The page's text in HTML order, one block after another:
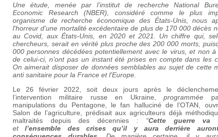
Une étude, menée par l’institut de recherche National
Economic Research (NBER), considéré comme le plus
organisme de recherche économique des États-Unis, nous
l'horreur d'une mortalité excédentaire de plus de 170 000 décès
au Covid, aux États-Unis, en 2020 et 2021. Un chiffre qui,
chercheurs, serait en vérité plus proche des 200 000 morts,
000 personnes décédées potentiellement avec le virus, et non à
de celui-ci, n’ont pas un instant été prises en compte dans les
On aimerait disposer de données semblables au sujet de cette
anti sanitaire pour la France et l'Europe.
Le 26 février 2022, soit deux jours après le
l’intervention militaire russe en Ukraine,programmée
manipulations du Pentagone, le fan halluciné de l’OTAN,
Salon de l’agriculture, prédisait aux agriculteurs déjà
maltraités depuis des décennies : “Cette guerre va
etl’ensemble des crises qu’il y aura derrière